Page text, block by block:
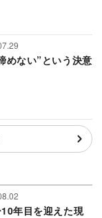
めない”という決意
年目を迎えた現